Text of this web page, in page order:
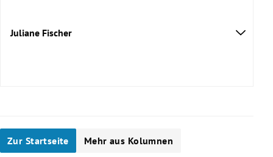
Juliane Fischer
Zur Startseite Mehr aus Kolumnen